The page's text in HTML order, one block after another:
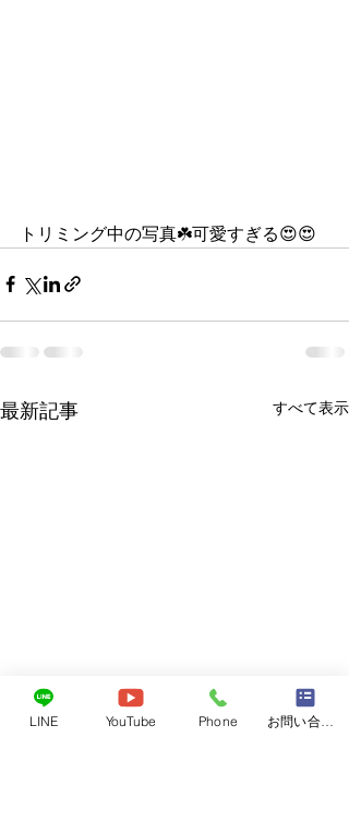
トリミング中の写真☘️可愛すぎる😍😍
最新記事 すべて表示
LINE YouTube Phone お問い合わせフォーム